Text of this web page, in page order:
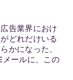
告業界におけ
どれだけいる
かになった、
メールに、この